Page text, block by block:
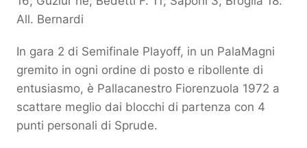
All. Bernardi
In gara 2 di Semifinale Playoff, in un PalaMagni
gremito in ogni ordine di posto e ribollente di
entusiasmo, è Pallacanestro Fiorenzuola 1972 a
scattare meglio dai blocchi di partenza con 4
punti personali di Sprude.